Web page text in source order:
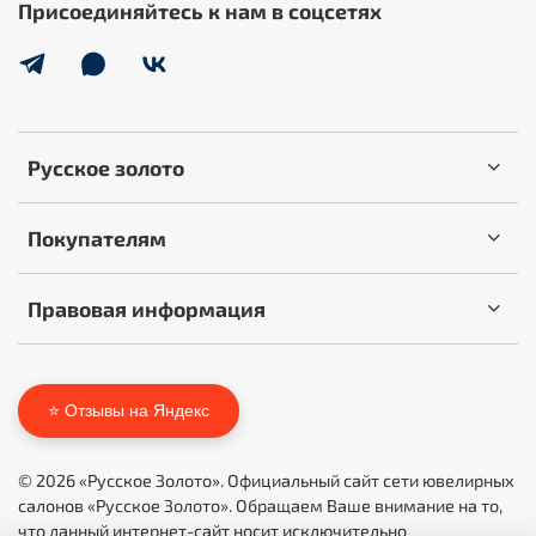
Русское золото
Покупателям
Правовая информация
Присоединяйтесь к нам в соцсетях
⭐ Отзывы на Яндекс
© 2026 «Русское Золото». Официальный сайт сети ювелирных
салонов «Русское Золото». Обращаем Ваше внимание на то,
что данный интернет-сайт носит исключительно